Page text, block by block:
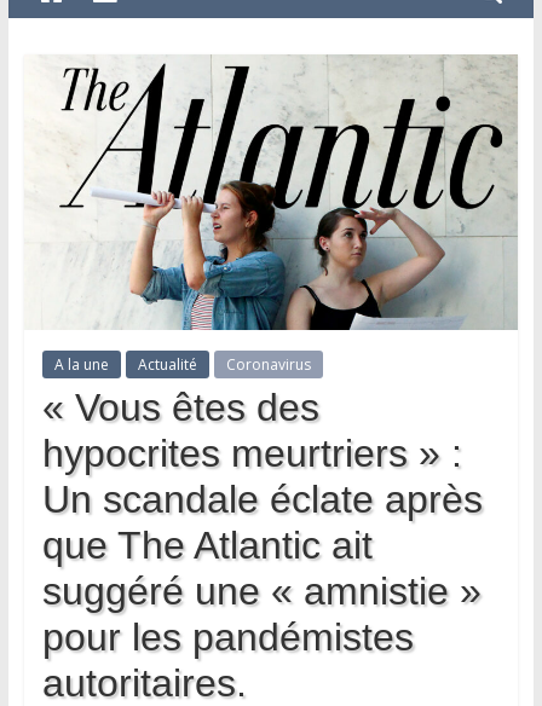
Analyses
A la une Actualité Coronavirus
« Vous êtes des
hypocrites meurtriers » :
Un scandale éclate après
que The Atlantic ait
suggéré une « amnistie »
pour les pandémistes
autoritaires.